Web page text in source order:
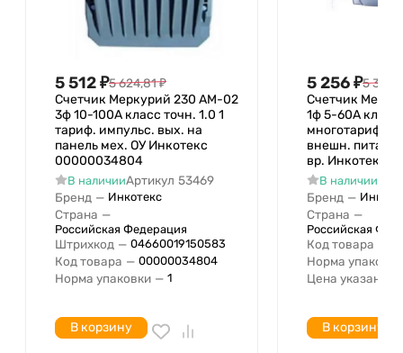
напряжение с
Номинальное линейное
400 В
Номинальный ток (in)
5 512₽5 624,81₽
Счетчик Меркурий 230 AM-02
3ф 10-100А класс точн. 1.0 1
тариф. импульс. вых. на
панель мех. ОУ Инкотекс
00000034804
В наличииАртикул 53469
Бренд — Инкотекс
Страна —
Российская Федерация
Штрихкод — 04660019150583
Код товара — 00000034804
Норма упаковки — 1
В корзину
5 256₽5
Счетчик
1ф 5-60А
многотариф.
внешн.
вр. Инкотекс
В наличии
Бренд —
Страна —
Российская
Код товара
Норма упаковки
Цена указана за
В корзину